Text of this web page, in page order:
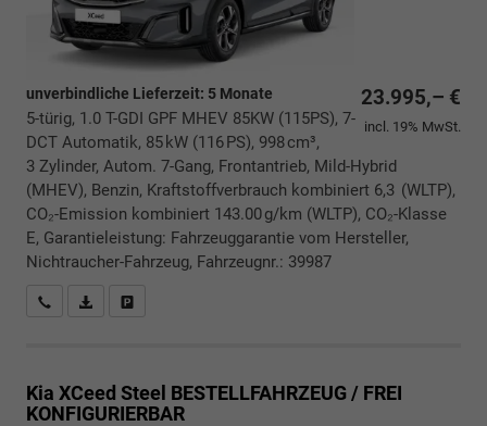
23.995,– €
incl. 19% MwSt.
unverbindliche Lieferzeit: 5 Monate
5-türig, 1.0 T-GDI GPF MHEV 85KW (115PS), 7-
DCT Automatik, 85 kW (116 PS), 998 cm³,
3 Zylinder, Autom. 7-Gang, Frontantrieb, Mild-Hybrid
(MHEV), Benzin, Kraftstoffverbrauch kombiniert 6,3 (WLTP),
CO₂-Emission kombiniert 143.00 g/km (WLTP), CO₂-Klasse
E, Garantieleistung: Fahrzeuggarantie vom Hersteller,
Nichtraucher-Fahrzeug, Fahrzeugnr.: 39987
Rückrufbitte absenden
PDF-Datei, Fahrzeugexposé drucken
Kia XCeed Steel BESTELLFAHRZEUG / FREI
KONFIGURIERBAR